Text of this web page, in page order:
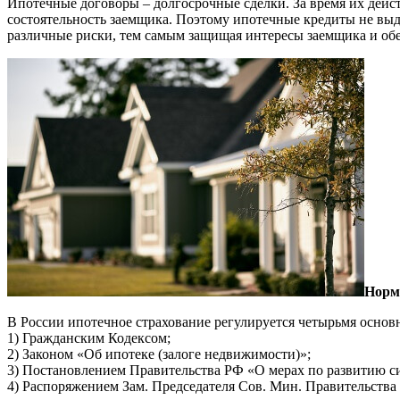
состоятельность заемщика. Поэтому ипотечные кредиты не
различные риски, тем самым защищая интересы заемщика и
В России ипотечное страхование регулируется четырьмя
1) Гражданским Кодексом;
2) Законом «Об ипотеке (залоге недвижимости)»;
3) Постановлением Правительства РФ «О мерах по развитию
4) Распоряжением Зам. Председателя Сов. Мин.